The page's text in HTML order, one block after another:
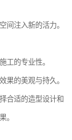
间注入新的活力。
工的专业性。
果的美观与持久。
合适的造型设计和
。